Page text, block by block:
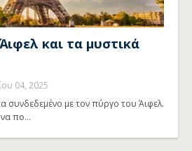
και τα μυστικά
04, 2025
συνδεδεμένο με τον πύργο του Άιφελ.
να πο…